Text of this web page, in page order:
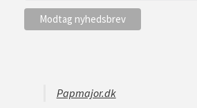
Papmajor.dk